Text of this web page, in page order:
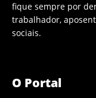
fique sempre por
trabalhador,
sociais.
O Portal